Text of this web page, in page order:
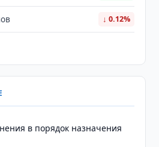
↓ 0.12%
в порядок назначения